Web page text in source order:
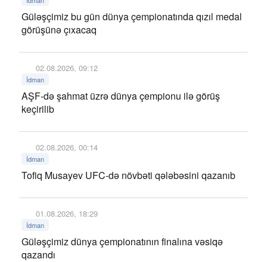
Güləşçimiz bu gün dünya çempionatında qızıl medal
görüşünə çıxacaq
02.08.2026, 09:12
İdman
AŞF-də şahmat üzrə dünya çempionu ilə görüş
keçirilib
02.08.2026, 00:14
İdman
Tofiq Musayev UFC-də növbəti qələbəsini qazanıb
01.08.2026, 18:29
İdman
Güləşçimiz dünya çempionatının finalına vəsiqə
qazandı